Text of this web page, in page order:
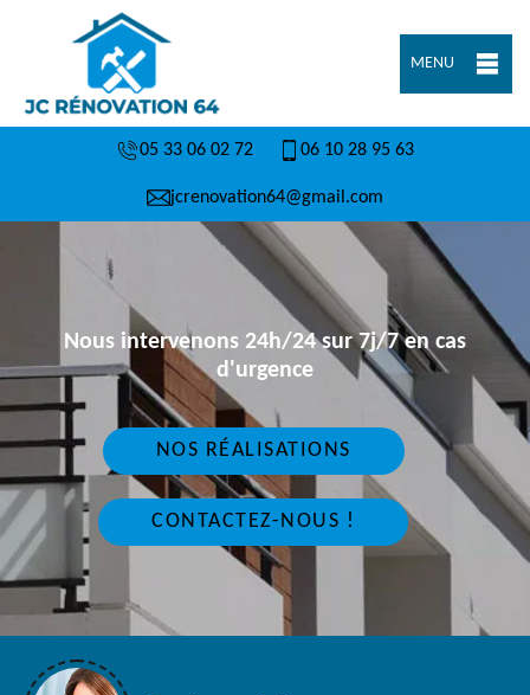
MENU
05 33 06 02 72 06 10 28 95 63
jcrenovation64@gmail.com
Nous intervenons 24h/24 sur 7j/7 en cas
d'urgence
NOS RÉALISATIONS
CONTACTEZ-NOUS !